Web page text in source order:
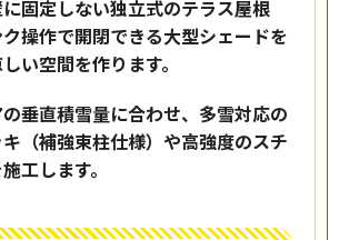
固定しない独立式のテラス屋根
操作で開閉できる大型シェードを
い空間を作ります。
垂直積雪量に合わせ、多雪対応の
（補強束柱仕様）や高強度のスチ
工します。